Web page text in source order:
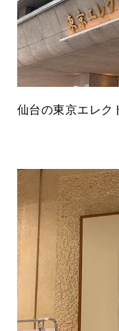
仙台の東京エレク